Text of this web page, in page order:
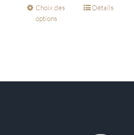
Choix des
options
Détails